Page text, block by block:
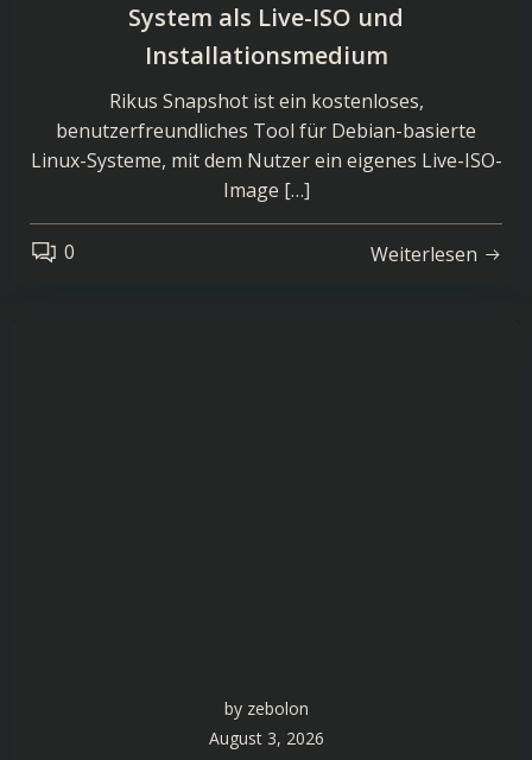
System als Live-ISO und
Installationsmedium
Rikus Snapshot ist ein kostenloses,
benutzerfreundliches Tool für Debian-basierte
Linux-Systeme, mit dem Nutzer ein eigenes Live-ISO-
Image […]
0 Weiterlesen
by zebolon
August 3, 2026